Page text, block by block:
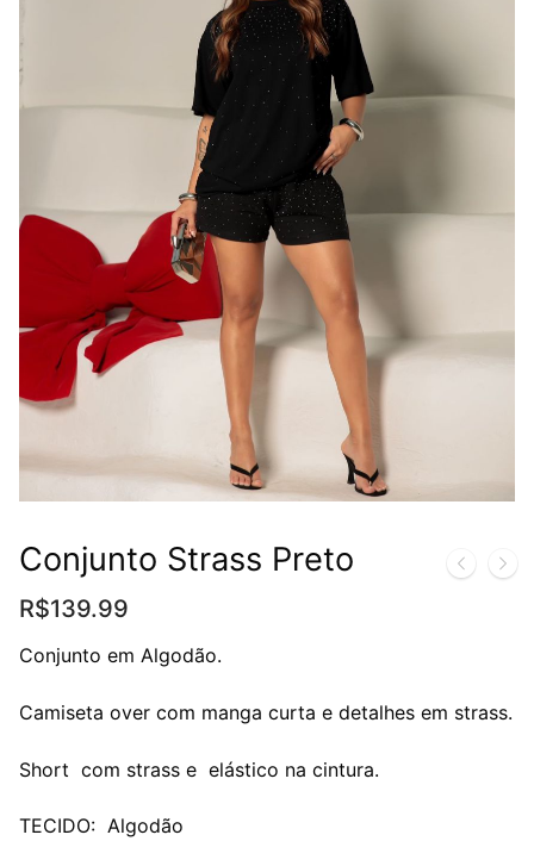
Conjunto Strass Preto
R$139.99
Conjunto em Algodão.
Camiseta over com manga curta e detalhes em strass.
Short com strass e elástico na cintura.
TECIDO: Algodão